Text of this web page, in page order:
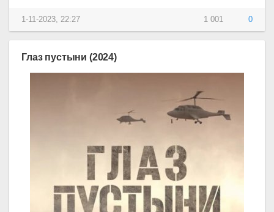
1 001 0
1-11-2023, 22:27
Глаз пустыни (2024)